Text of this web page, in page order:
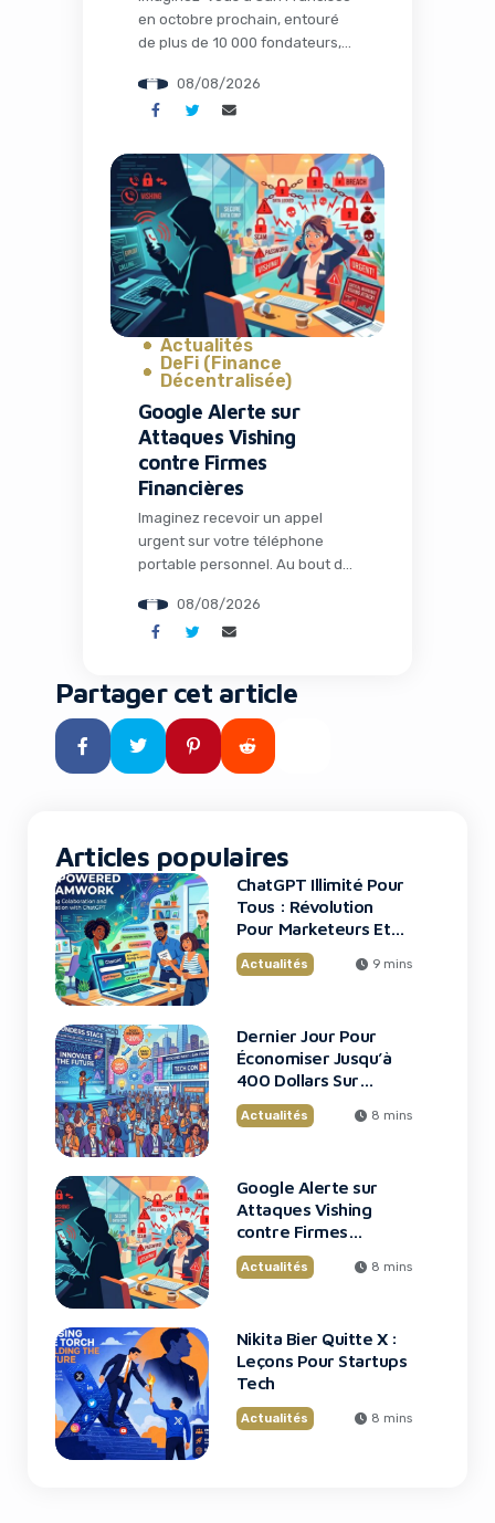
en octobre prochain, entouré
de plus de 10 000 fondateurs,
technologiques, en train de
discuter des prochaines
façonneront l’économie
mondiale. C’est exactement ce
que propose TechCrunch
Disrupt 2026, et aujourd’hui
marque le dernier jour pour
bénéficier d’une réduction
exceptionnelle allant jusqu’à
400 dollars sur votre […]
08/08/2026
Actualités
DeFi (Finance
Décentralisée)
Google Alerte sur
Attaques Vishing
contre Firmes
Financières
Imaginez recevoir un appel
urgent sur votre téléphone
portable personnel. Au bout du
un problème technique bloque
l’accès à un dossier critique
tard, vos identifiants et codes
MFA sont compromis. C’est
exactement ce qui arrive aux
employés de grandes firmes
08/08/2026
Partager cet article
Articles populaires
ChatGPT Illimité Pour
Tous : Révolution
Pour Marketeurs Et
Startups
Actualités 9 mins
Dernier Jour Pour
Économiser Jusqu’à
400 Dollars Sur
TechCrunch Disrupt
2026
Actualités 8 mins
Google Alerte sur
Attaques Vishing
contre Firmes
Financières
Actualités 8 mins
Nikita Bier Quitte X :
Leçons Pour Startups
Tech
Actualités 8 mins